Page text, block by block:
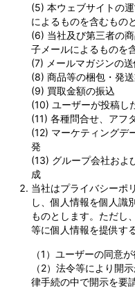
(5) 本ウェブサイトの
によるものを含むもの
(6) 当社及び第三者の
子メールによるものを
(7) メールマガジンの送
(8) 商品等の梱包・発
(9) 買取金額の振込
(10) ユーザーが投稿し
(11) 各種問合せ、アフ
(12) マーケティングデ
発
(13) グループ会社およ
成
当社はプライバシーポ
し、個人情報を個人識
ものとします。ただし
等に個人情報を提供す
（1）ユーザーの同意
（2）法令等により開
律手続の中で開示を要